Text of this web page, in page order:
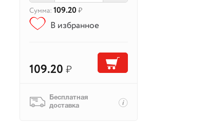
Сумма: 109.20₽
В избранное
109.20 ₽
Бесплатная
доставка